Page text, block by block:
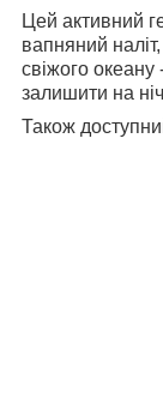
Цей активний
вапняний
свіжого
залишити на
Також